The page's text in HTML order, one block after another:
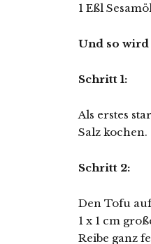
1 Eßl
Und so wird
Schritt 1:
Als erstes
Salz kochen.
Schritt 2:
Den Tofu
1 x 1 cm
Reibe ganz